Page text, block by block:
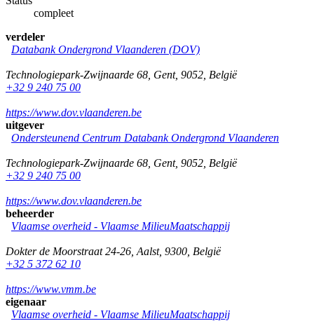
compleet
verdeler
Databank Ondergrond Vlaanderen (DOV)
Technologiepark-Zwijnaarde 68 Gent, 9052 België
+32 9 240 75 00
https://www.dov.vlaanderen.be
uitgever
Ondersteunend Centrum Databank Ondergrond Vlaanderen
Technologiepark-Zwijnaarde 68 Gent, 9052 België
+32 9 240 75 00
https://www.dov.vlaanderen.be
beheerder
Vlaamse overheid - Vlaamse MilieuMaatschappij
Dokter de Moorstraat 24-26 Aalst, 9300 België
+32 5 372 62 10
https://www.vmm.be
eigenaar
Vlaamse overheid - Vlaamse MilieuMaatschappij